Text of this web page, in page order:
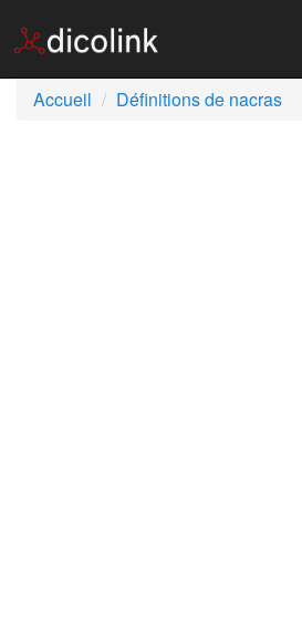
Accueil
Définitions de nacras